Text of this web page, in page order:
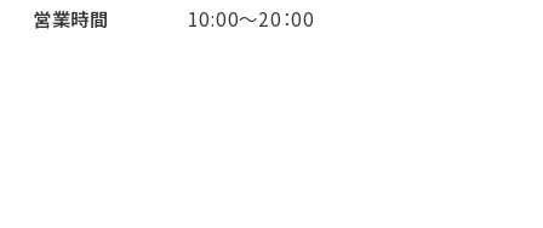
営業時間
10:00～20：00